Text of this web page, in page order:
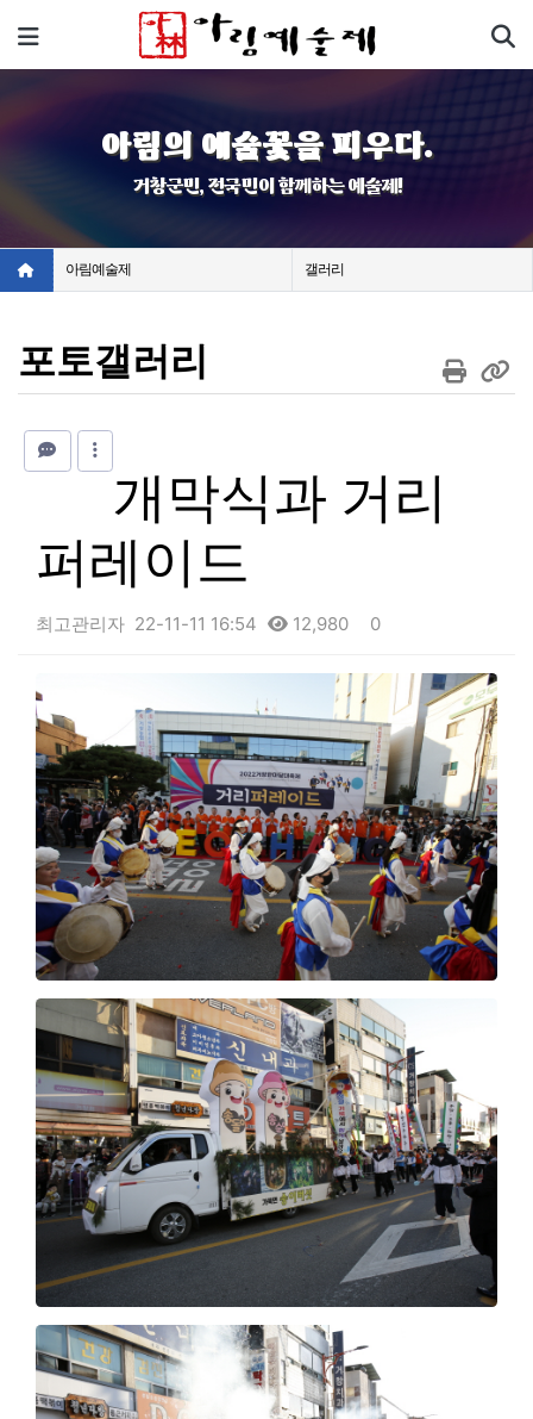
메뉴
아림의 예술꽃을 피우다.
거창군민, 전국민이 함께하는 예술제!
아림예술제 갤러리
포토갤러리
개막식과 거리
퍼레이드
최고관리자 22-11-11 16:54 12,980 0
본문